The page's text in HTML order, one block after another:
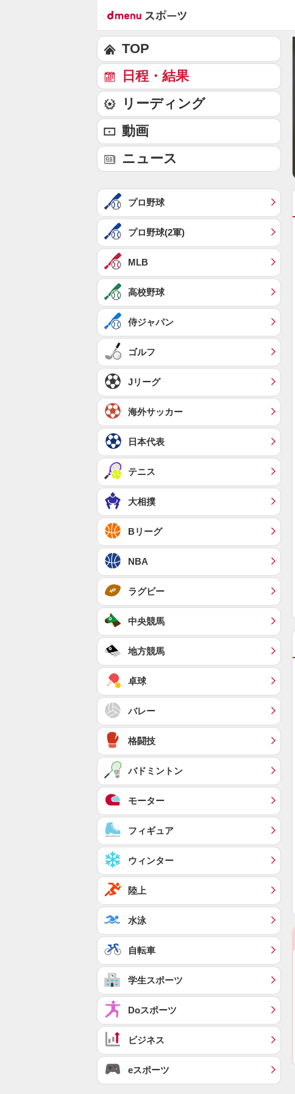
TOP
日程・結果
リーディング
動画
ニュース
プロ野球
プロ野球(2軍)
MLB
高校野球
侍ジャパン
ゴルフ
Jリーグ
海外サッカー
日本代表
テニス
大相撲
Bリーグ
NBA
ラグビー
中央競馬
地方競馬
卓球
バレー
格闘技
バドミントン
モーター
フィギュア
ウィンター
陸上
水泳
自転車
学生スポーツ
Doスポーツ
ビジネス
eスポーツ